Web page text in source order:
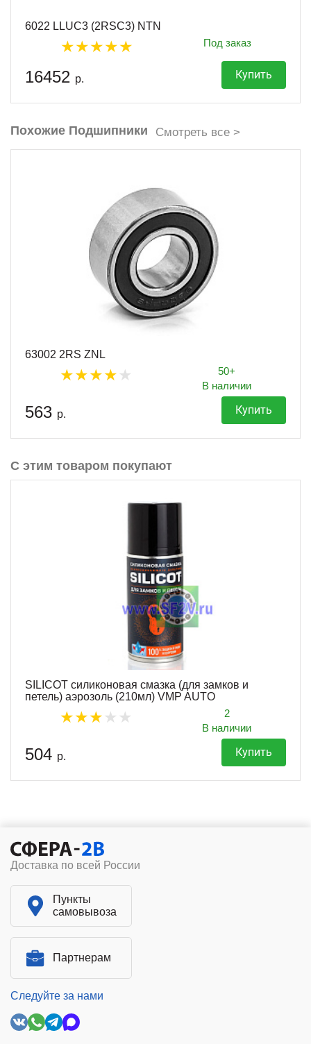
6022 LLUC3 (2RSC3) NTN
Под заказ
16452 р. Купить
Похожие Подшипники Смотреть все >
63002 2RS ZNL
50+
В наличии
563 р. Купить
С этим товаром покупают
SILICOT силиконовая смазка (для замков и
петель) аэрозоль (210мл) VMP AUTO
2
В наличии
504 р. Купить
Доставка по всей России
Пункты
самовывоза
Партнерам
Следуйте за нами